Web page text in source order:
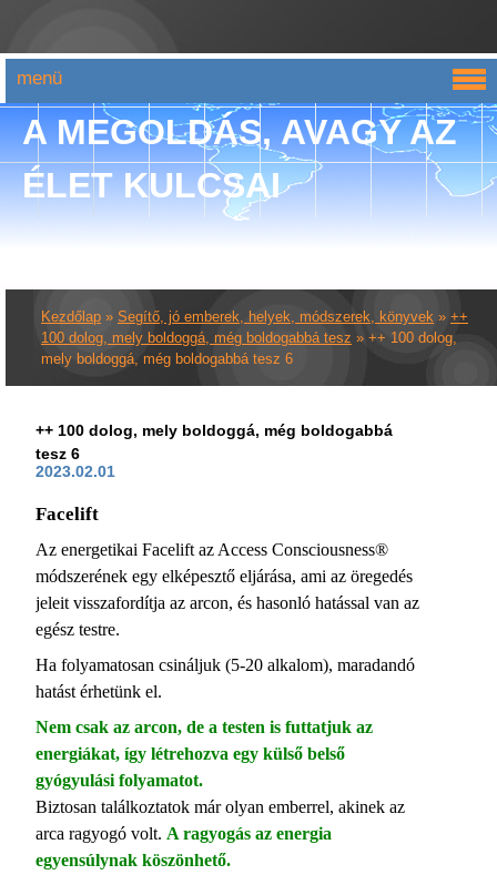
A MEGOLDÁS, AVAGY AZ
ÉLET KULCSAI
Kezdőlap » Segítő, jó emberek, helyek, módszerek, könyvek » ++
100 dolog, mely boldoggá, még boldogabbá tesz » ++ 100 dolog,
mely boldoggá, még boldogabbá tesz 6
++ 100 dolog, mely boldoggá, még boldogabbá
tesz 6
2023.02.01
Facelift
Az energetikai Facelift az Access Consciousness®
módszerének egy elképesztő eljárása, ami az öregedés
jeleit visszafordítja az arcon, és hasonló hatással van az
egész testre.
Ha folyamatosan csináljuk (5-20 alkalom), maradandó
hatást érhetünk el.
Nem csak az arcon, de a testen is futtatjuk az
energiákat, így létrehozva egy külső belső
gyógyulási folyamatot.
Biztosan találkoztatok már olyan emberrel, akinek az
arca ragyogó volt. A ragyogás az energia
egyensúlynak köszönhető.
menü